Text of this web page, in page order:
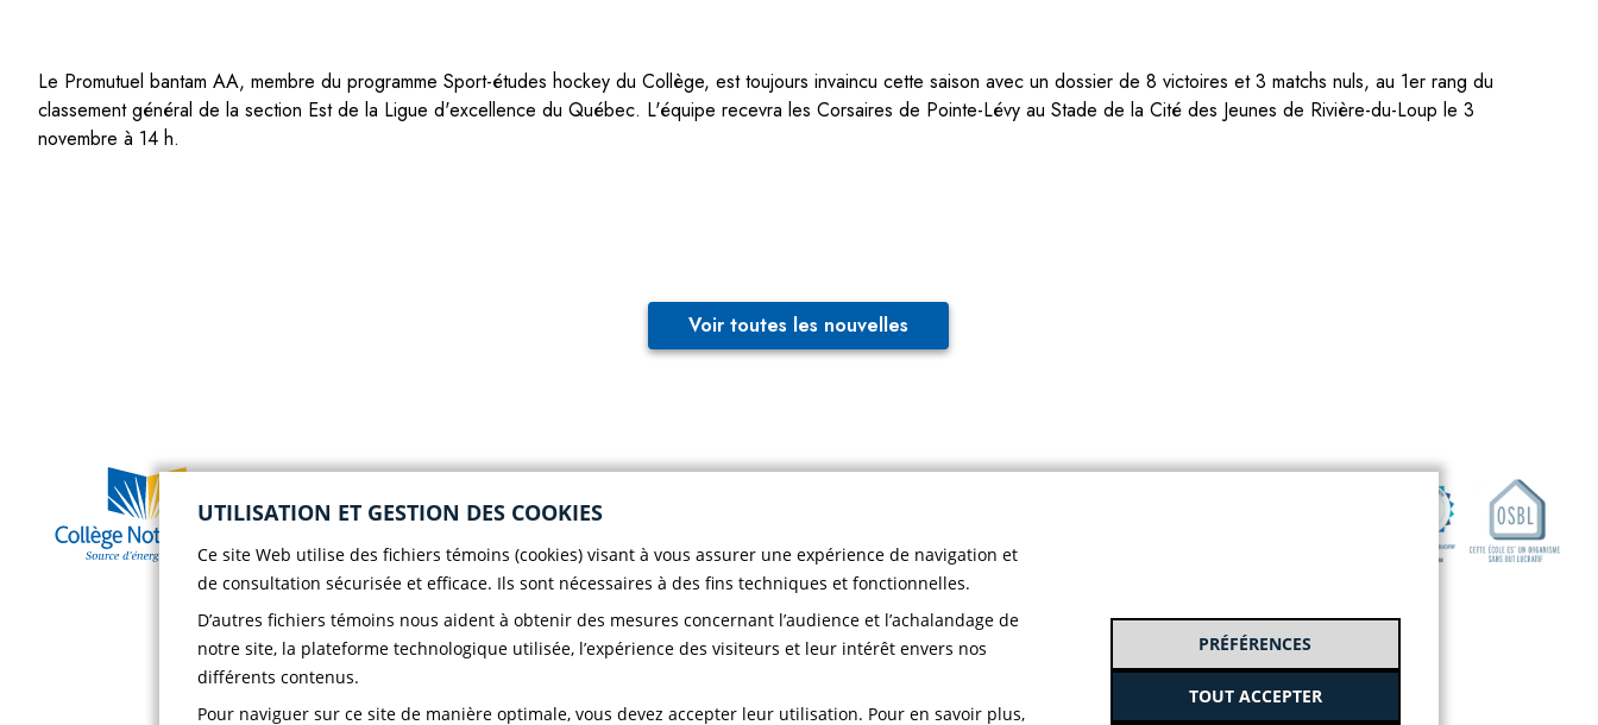
Le Promutuel bantam AA, membre du programme Sport-études hockey du Collège, est toujours invaincu cette saison avec un dossier de 8 victoires et 3 matchs nuls, au 1er rang du
classement général de la section Est de la Ligue d'excellence du Québec. L'équipe recevra les Corsaires de Pointe-Lévy au Stade de la Cité des Jeunes de Rivière-du-Loup le 3
novembre à 14 h.
Voir toutes les nouvelles
rue Saint-Henri
Rivière-du-Loup
(Québec) G5R 3Z5
8257
Télécopieur :418 862-
8495
Choisir le CND
Localisation
Politique de
confidentialité CND
Faire un
don!
UTILISATION ET GESTION DES COOKIES
Ce site Web utilise des fichiers témoins (cookies) visant à vous assurer une expérience de navigation et
de consultation sécurisée et efficace. Ils sont nécessaires à des fins techniques et fonctionnelles.
D’autres fichiers témoins nous aident à obtenir des mesures concernant l’audience et l’achalandage de
notre site, la plateforme technologique utilisée, l’expérience des visiteurs et leur intérêt envers nos
différents contenus.
Pour naviguer sur ce site de manière optimale, vous devez accepter leur utilisation. Pour en savoir plus,
PRÉFÉRENCES
TOUT ACCEPTER